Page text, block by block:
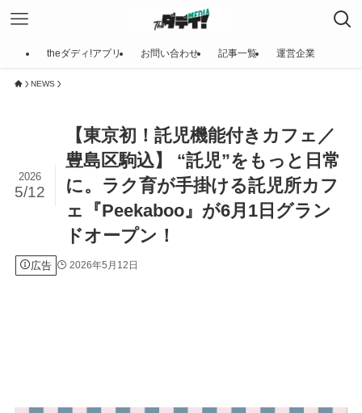
theダディ!アプリ お問い合わせ 記事一覧 運営企業
NEWS
【東京初！託児機能付きカフェ／
豊島区駒込】 “託児”をもっと日常
に。ラク育が手掛ける託児所カフ
ェ『Peekaboo』が6月1日グラン
ドオープン！
2026
5/12
広告 2026年5月12日